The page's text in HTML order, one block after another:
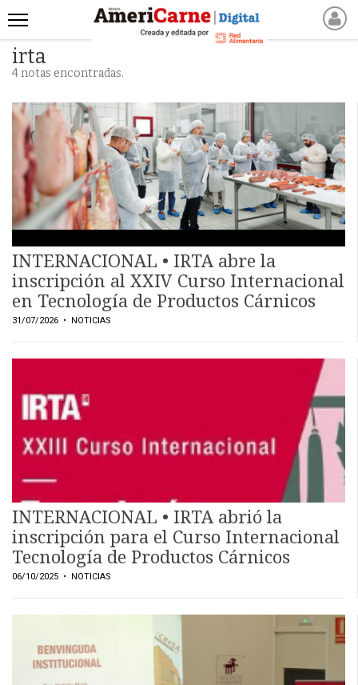
INICIO
NOTICIAS
ARTICULOS
PRODUCCIÓN
PROCESO
PRODUCTO
NUEVOS PRODUCTOS
MARKETPLACE
REVISTAS
REVISTAS
CATÁLOGO DE CORTES
CAPACITACIONES
DIRECTORIO
CALENDARIO
CARNE
FRIGORIFICO
VACAS
AGRO
PREMIO
irta
4 notas encontradas.
INTERNACIONAL • IRTA abre la
inscripción al XXIV Curso Internacional
en Tecnología de Productos Cárnicos
31/07/2026 • NOTICIAS
INTERNACIONAL • IRTA abrió la
inscripción para el Curso Internacional
Tecnología de Productos Cárnicos
06/10/2025 • NOTICIAS